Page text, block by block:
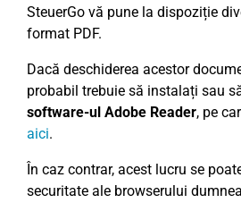
SteuerGo vă pune la dispoziție
format PDF.
Dacă deschiderea acestor
probabil trebuie să instalați sau
software-ul Adobe Reader, pe
aici.
În caz contrar, acest lucru se
securitate ale browserului